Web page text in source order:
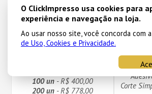
20x20
Frente Colorida 4x0
Adesivo Branco (Papel Fosco)
Corte Simples (Reto) Cod:334
100 un - R$ 400,00
200 un - R$ 778,00
Corte
O ClickImpresso usa cookies para
experiência e navegação na loja.
Ao usar nosso site, você concorda com
de Uso, Cookies e Privacidade.